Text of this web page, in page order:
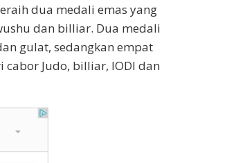
dua medali emas yang
dan billiar. Dua medali
gulat, sedangkan empat
Judo, billiar, IODI dan